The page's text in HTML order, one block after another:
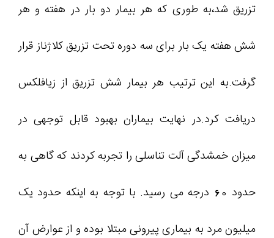
تزریق شد،به طوری که هر بیمار دو بار در هفته و هر
شش هفته یک بار برای سه دوره تحت تزریق کلاژناز قرار
گرفت.به این ترتیب هر بیمار شش تزریق از زیافلکس
دریافت کرد.در نهایت بیماران بهبود قابل توجهی در
میزان خمشدگی آلت تناسلی را تجربه کردند که گاهی به
حدود 60 درجه می رسید. با توجه به اینکه حدود یک
میلیون مرد به بیماری پیرونی مبتلا بوده و از عوارض آن